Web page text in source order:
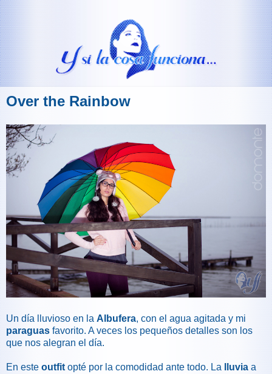
Over the Rainbow
Un día lluvioso en la Albufera, con el agua agitada y mi
paraguas favorito. A veces los pequeños detalles son los
que nos alegran el día.
En este outfit opté por la comodidad ante todo. La lluvia a